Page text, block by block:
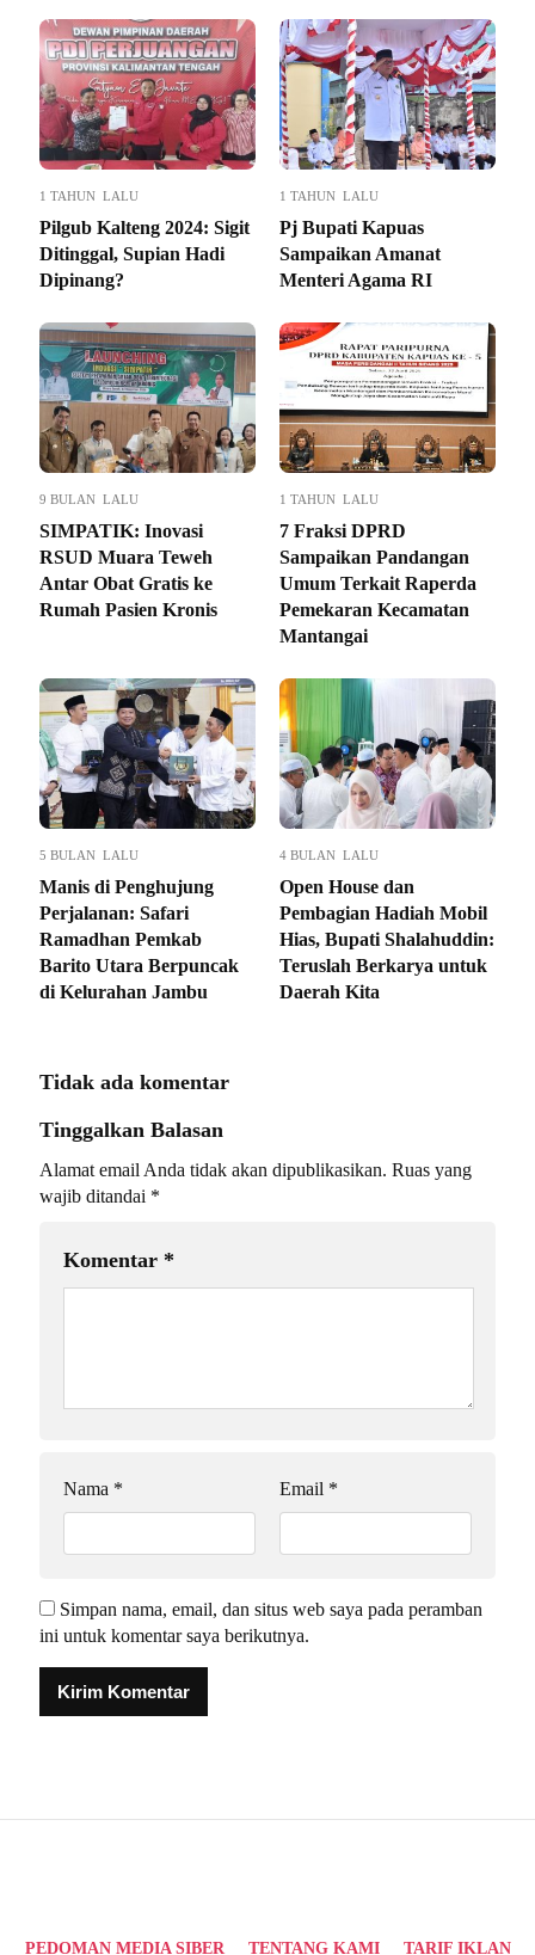
1 TAHUN LALU
Pilgub Kalteng 2024: Sigit
Ditinggal, Supian Hadi
Dipinang?
1 TAHUN LALU
Pj Bupati Kapuas
Sampaikan Amanat
Menteri Agama RI
9 BULAN LALU
SIMPATIK: Inovasi
RSUD Muara Teweh
Antar Obat Gratis ke
Rumah Pasien Kronis
1 TAHUN LALU
7 Fraksi DPRD
Sampaikan Pandangan
Umum Terkait Raperda
Pemekaran Kecamatan
Mantangai
5 BULAN LALU
Manis di Penghujung
Perjalanan: Safari
Ramadhan Pemkab
Barito Utara Berpuncak
di Kelurahan Jambu
4 BULAN LALU
Open House dan
Pembagian Hadiah Mobil
Hias, Bupati Shalahuddin:
Teruslah Berkarya untuk
Daerah Kita
Tidak ada komentar
Tinggalkan Balasan
Alamat email Anda tidak akan dipublikasikan. Ruas yang
wajib ditandai *
Komentar *
Nama * Email *
Simpan nama, email, dan situs web saya pada peramban
ini untuk komentar saya berikutnya.
PEDOMAN MEDIA SIBER TENTANG KAMI TARIF IKLAN